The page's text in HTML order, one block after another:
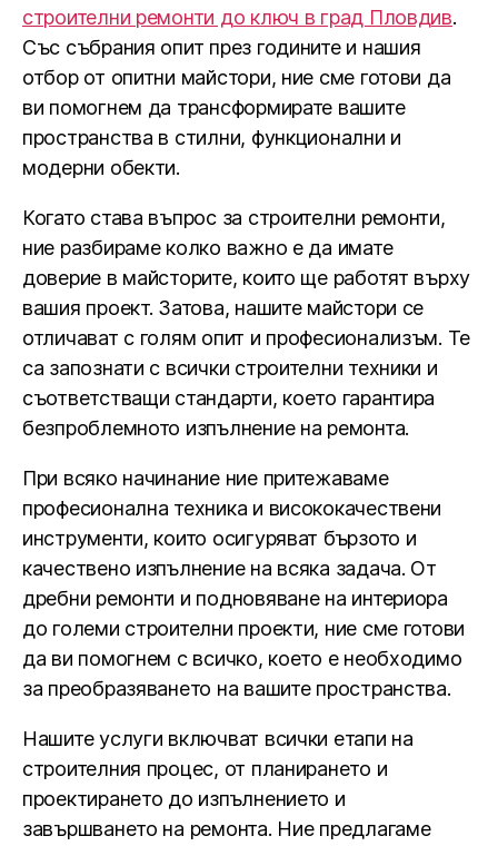
строителни ремонти до ключ в град Пловдив.
Със събрания опит през годините и нашия
отбор от опитни майстори, ние сме готови да
ви помогнем да трансформирате вашите
пространства в стилни, функционални и
модерни обекти.
Когато става въпрос за строителни ремонти,
ние разбираме колко важно е да имате
доверие в майсторите, които ще работят върху
вашия проект. Затова, нашите майстори се
отличават с голям опит и професионализъм. Те
са запознати с всички строителни техники и
съответстващи стандарти, което гарантира
безпроблемното изпълнение на ремонта.
При всяко начинание ние притежаваме
професионална техника и висококачествени
инструменти, които осигуряват бързото и
качествено изпълнение на всяка задача. От
дребни ремонти и подновяване на интериора
до големи строителни проекти, ние сме готови
да ви помогнем с всичко, което е необходимо
за преобразяването на вашите пространства.
Нашите услуги включват всички етапи на
строителния процес, от планирането и
проектирането до изпълнението и
завършването на ремонта. Ние предлагаме